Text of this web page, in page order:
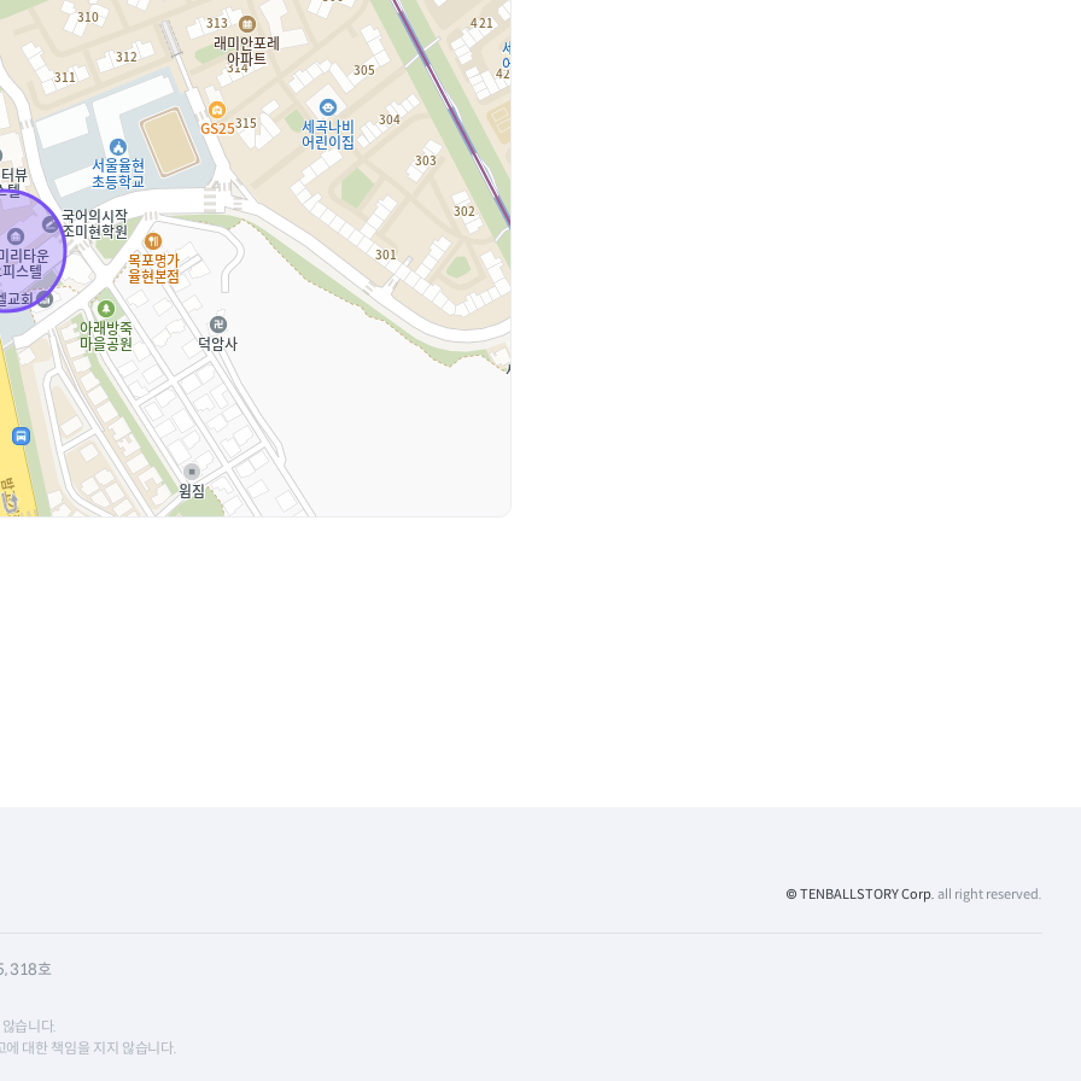
© TENBALLSTORY Corp. all right reserved.
318호
습니다.
대한 책임을 지지 않습니다.